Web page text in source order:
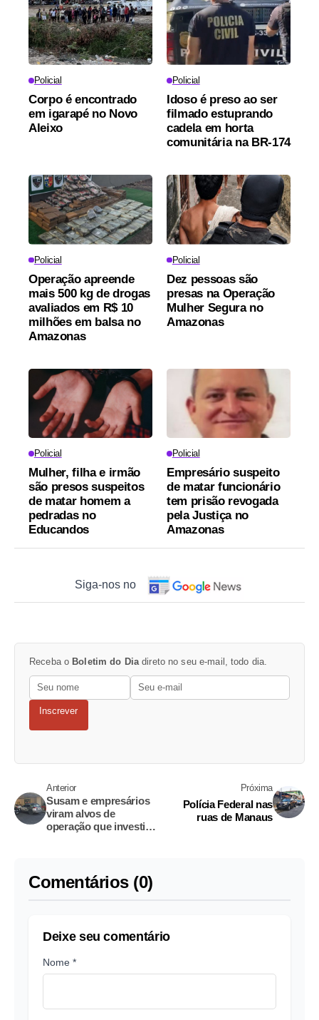
Policial
Corpo é encontrado
em igarapé no Novo
Aleixo
Policial
Idoso é preso ao ser
filmado estuprando
cadela em horta
comunitária na BR-174
Policial
Operação apreende
mais 500 kg de drogas
avaliados em R$ 10
milhões em balsa no
Amazonas
Policial
Dez pessoas são
presas na Operação
Mulher Segura no
Amazonas
Policial
Mulher, filha e irmão
são presos suspeitos
de matar homem a
pedradas no
Educandos
Policial
Empresário suspeito
de matar funcionário
tem prisão revogada
pela Justiça no
Amazonas
Siga-nos no
Receba o Boletim do Diadireto no seu e-mail, todo dia.
Inscrever
Anterior
Susam e empresários
viram alvos de
operação que investiga
Próxima
Polícia Federal nas
ruas de Manaus
Comentários (0)
Deixe seu comentário
Nome *